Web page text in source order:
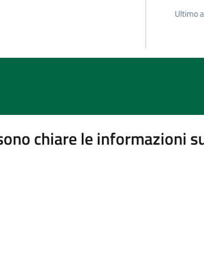
Ultimo
chiare le informazioni